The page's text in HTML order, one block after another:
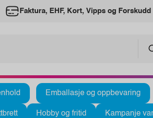
Faktura, EHF, Kort, Vipps og Forskudd
Emballasje og oppbevaring
Hobby og fritid Kampanje